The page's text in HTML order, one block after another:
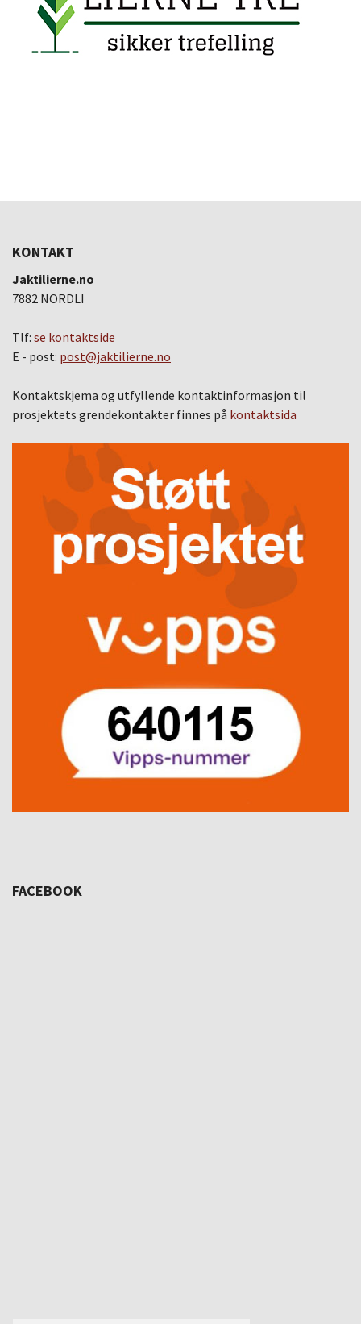
KONTAKT
Jaktilierne.no
7882 NORDLI
Tlf: se kontaktside
E - post: post@jaktilierne.no
Kontaktskjema og utfyllende kontaktinformasjon til
prosjektets grendekontakter finnes på kontaktsida
FACEBOOK